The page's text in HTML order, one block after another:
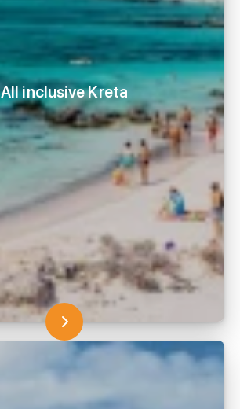
All inclusive Kreta